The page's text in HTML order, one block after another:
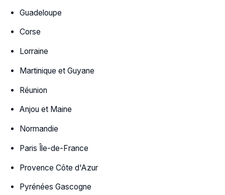
Guadeloupe
Corse
Lorraine
Martinique et Guyane
Réunion
Anjou et Maine
Normandie
Paris Île-de-France
Provence Côte d'Azur
Pyrénées Gascogne